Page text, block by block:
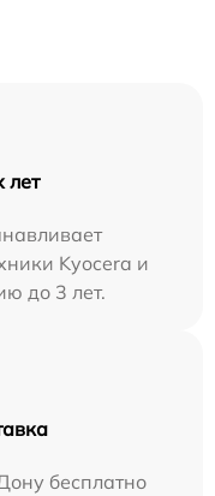
лет
Kyocera и
до 3 лет.
бесплатно